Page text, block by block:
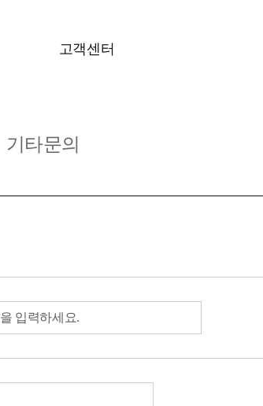
고객센터
기타문의